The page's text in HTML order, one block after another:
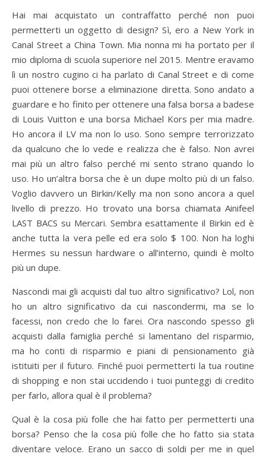
Hai mai acquistato un contraffatto perché non puoi
permetterti un oggetto di design? Sì, ero a New York in
Canal Street a China Town. Mia nonna mi ha portato per il
mio diploma di scuola superiore nel 2015. Mentre eravamo
lì un nostro cugino ci ha parlato di Canal Street e di come
puoi ottenere borse a eliminazione diretta. Sono andato a
guardare e ho finito per ottenere una falsa borsa a badese
di Louis Vuitton e una borsa Michael Kors per mia madre.
Ho ancora il LV ma non lo uso. Sono sempre terrorizzato
da qualcuno che lo vede e realizza che è falso. Non avrei
mai più un altro falso perché mi sento strano quando lo
uso. Ho un’altra borsa che è un dupe molto più di un falso.
Voglio davvero un Birkin/Kelly ma non sono ancora a quel
livello di prezzo. Ho trovato una borsa chiamata Ainifeel
LAST BACS su Mercari. Sembra esattamente il Birkin ed è
anche tutta la vera pelle ed era solo $ 100. Non ha loghi
Hermes su nessun hardware o all’interno, quindi è molto
più un dupe.
Nascondi mai gli acquisti dal tuo altro significativo? Lol, non
ho un altro significativo da cui nascondermi, ma se lo
facessi, non credo che lo farei. Ora nascondo spesso gli
acquisti dalla famiglia perché si lamentano del risparmio,
ma ho conti di risparmio e piani di pensionamento già
istituiti per il futuro. Finché puoi permetterti la tua routine
di shopping e non stai uccidendo i tuoi punteggi di credito
per farlo, allora qual è il problema?
Qual è la cosa più folle che hai fatto per permetterti una
borsa? Penso che la cosa più folle che ho fatto sia stata
diventare veloce. Erano un sacco di soldi per me in quel